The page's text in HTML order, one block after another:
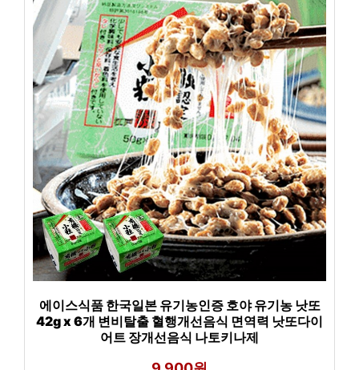
에이스식품 한국일본 유기농인증 호야 유기농 낫또
42g x 6개 변비탈출 혈행개선음식 면역력 낫또다이
어트 장개선음식 나토키나제